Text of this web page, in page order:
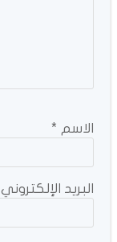
الاسم *
البريد الإلكتروني